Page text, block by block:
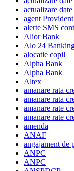
actualizare
agent Provident
alerte SMS
Alior Bank
Alo 24 Banking
alocatie copil
Alpha Bank
Alpha Bank
Altex
amanare rata
amanare rata
amanare rate
amanare rate
amenda
ANAF
angajament de
ANPC
ANPC